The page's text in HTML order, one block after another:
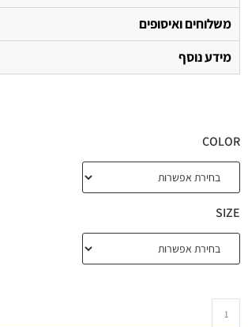
משלוחים ואיסופים
מידע נוסף
COLOR
SIZE